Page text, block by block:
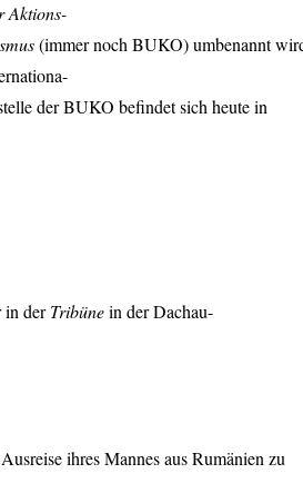
Aktions-
(immer noch BUKO) umbenannt
derBUKO befindet sich heute in
in derTribünein der Dachau-
ihres Mannes aus Rumänien zu